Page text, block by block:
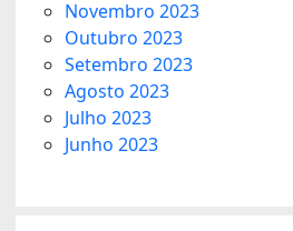
Novembro 2023
Outubro 2023
Setembro 2023
Agosto 2023
Julho 2023
Junho 2023